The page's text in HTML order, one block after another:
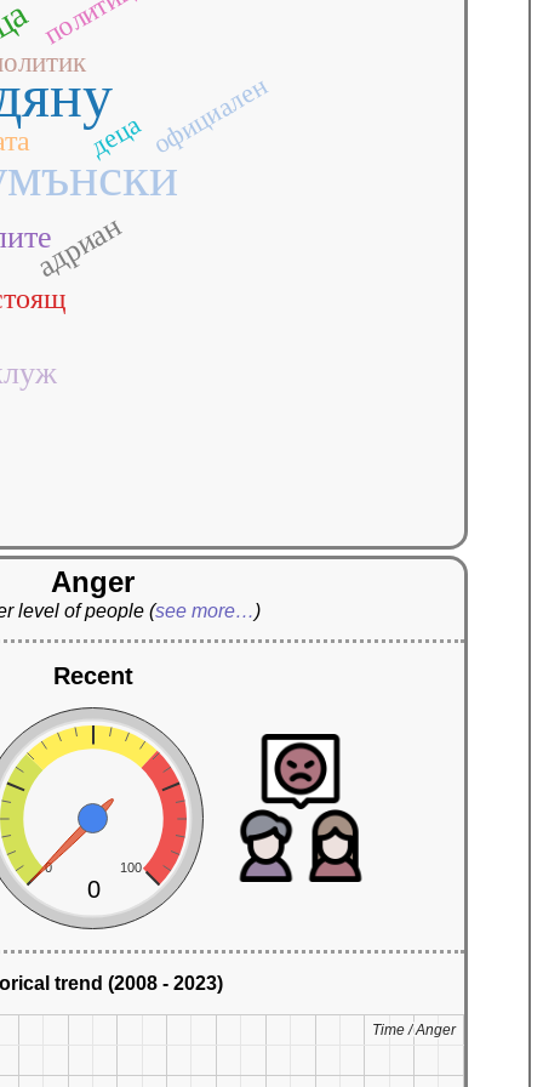
адриан
деца официален
Anger
level of people(see more…)
Recent
0 100
0
trend (2008 - 2023)
Time / Anger
Time / Anger